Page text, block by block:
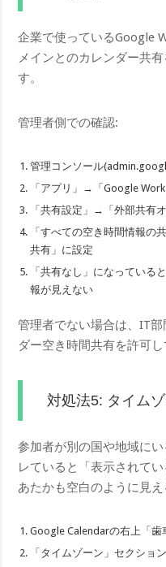
企業で使っているGoogle
メインとのカレンダー共
す。
管理者側での確認:
管理コンソール
「アプリ」→「Google
「共有設定」→「外部共有
「すべての空き時間情報の
共有」に設定
「共有なし」になっている
報が見えない
管理者でない場合は、IT
ダー空き時間共有を許可
対処法5: タイム
参加者が別の国や地域に
レていると「表示されて
あたかも空白のように見え
Google Calendarの右上「歯
「タイムゾーン」セクショ